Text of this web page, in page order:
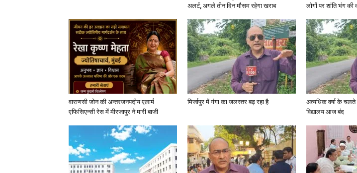
Hindi
News
अलर्ट, अगले तीन दिन मौसम रहेगा खराब
लोगों पर शांति भंग की
वाराणसी जोन की अन्तरजनपदीय एलार्म
एफिसिएन्सी रेस में मीरजापुर ने मारी बाजी
मिर्जापुर में गंगा का जलस्तर बढ़ रहा है
अत्यधिक वर्षा के
विद्यालय आज बंद